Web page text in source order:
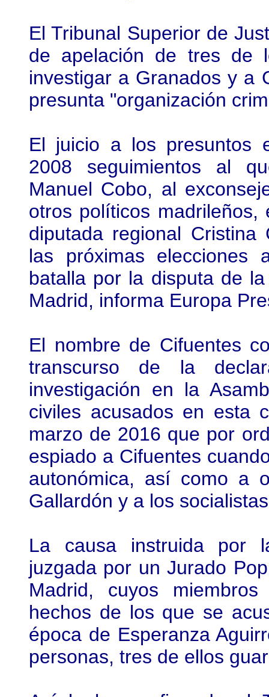
El Tribunal Superior de
de apelación de tres de
investigar a Granados y a
presunta "organización
El juicio a los presuntos
2008 seguimientos al
Manuel Cobo, al
otros políticos
diputada regional
las próximas elecciones
batalla por la disputa de
Madrid, informa Europa
El nombre de Cifuentes
transcurso de la
investigación en la
civiles acusados en esta
marzo de 2016 que por
espiado a Cifuentes
autonómica, así como a
Gallardón y a los
La causa instruida por
juzgada por un Jurado
Madrid, cuyos
hechos de los que se
época de Esperanza
personas, tres de ellos